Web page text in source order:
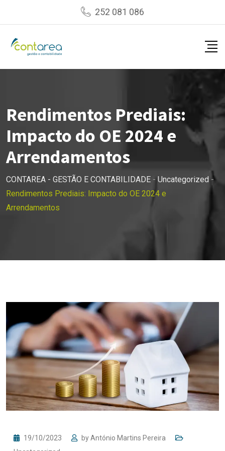
252 081 086
Rendimentos Prediais:
Impacto do OE 2024 e
Arrendamentos
CONTAREA - GESTÃO E CONTABILIDADE - Uncategorized -
Rendimentos Prediais: Impacto do OE 2024 e
Arrendamentos
19/10/2023 byAntónio Martins Pereira